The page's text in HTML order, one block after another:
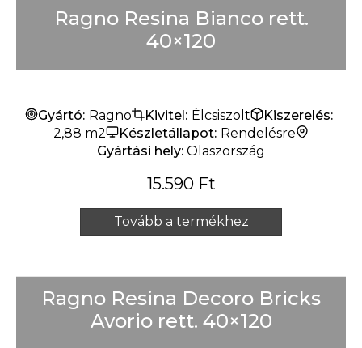
Ragno Resina Bianco rett.
40×120
Gyártó: Ragno Kivitel: Élcsiszolt
Kiszerelés:
2,88 m2
Készletállapot: Rendelésre
Gyártási hely: Olaszország
15.590 Ft
Tovább a termékhez
Ragno Resina Decoro Bricks
Avorio rett. 40×120